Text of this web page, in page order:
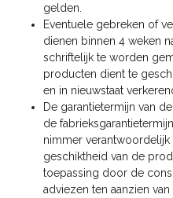
gelden.
Eventuele gebreken of
dienen binnen 4 weken
schriftelijk te worden
producten dient te
en in nieuwstaat
De garantietermijn van
de
nimmer
geschiktheid van de
toepassing door de
adviezen ten aanzien